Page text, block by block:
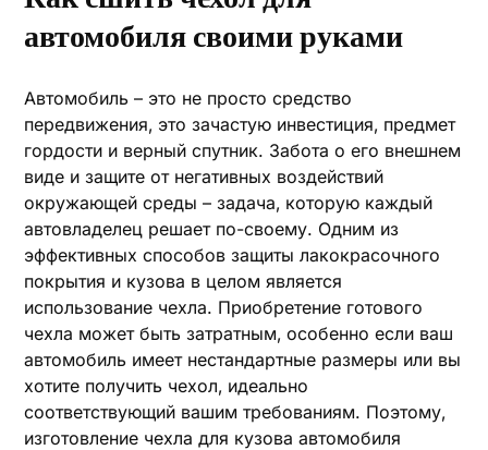
автомобиля своими руками
Автомобиль – это не просто средство
передвижения‚ это зачастую инвестиция‚ предмет
гордости и верный спутник. Забота о его внешнем
виде и защите от негативных воздействий
окружающей среды – задача‚ которую каждый
автовладелец решает по-своему. Одним из
эффективных способов защиты лакокрасочного
покрытия и кузова в целом является
использование чехла. Приобретение готового
чехла может быть затратным‚ особенно если ваш
автомобиль имеет нестандартные размеры или вы
хотите получить чехол‚ идеально
соответствующий вашим требованиям. Поэтому‚
изготовление чехла для кузова автомобиля